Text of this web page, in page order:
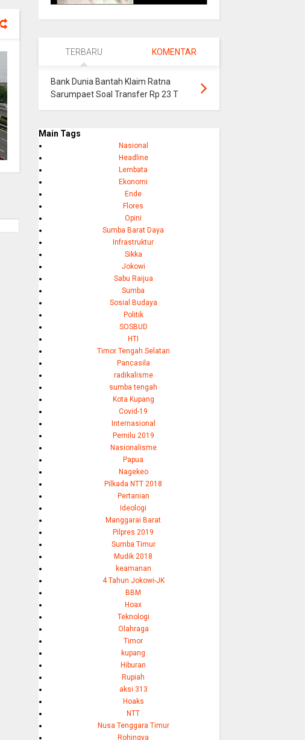
TERBARU KOMENTAR
Bank Dunia Bantah Klaim Ratna
Sarumpaet Soal Transfer Rp 23 T
Main Tags
Nasional
Headline
Lembata
Ekonomi
Ende
Flores
Opini
Sumba Barat Daya
Infrastruktur
Sikka
Jokowi
Sabu Raijua
Sumba
Sosial Budaya
Politik
SOSBUD
HTI
Timor Tengah Selatan
Pancasila
radikalisme
sumba tengah
Kota Kupang
Covid-19
Internasional
Pemilu 2019
Nasionalisme
Papua
Nagekeo
Pilkada NTT 2018
Pertanian
Ideologi
Manggarai Barat
Pilpres 2019
Sumba Timur
Mudik 2018
keamanan
4 Tahun Jokowi-JK
BBM
Hoax
Teknologi
Olahraga
Timor
kupang
Hiburan
Rupiah
aksi 313
Hoaks
NTT
Nusa Tenggara Timur
Rohingya